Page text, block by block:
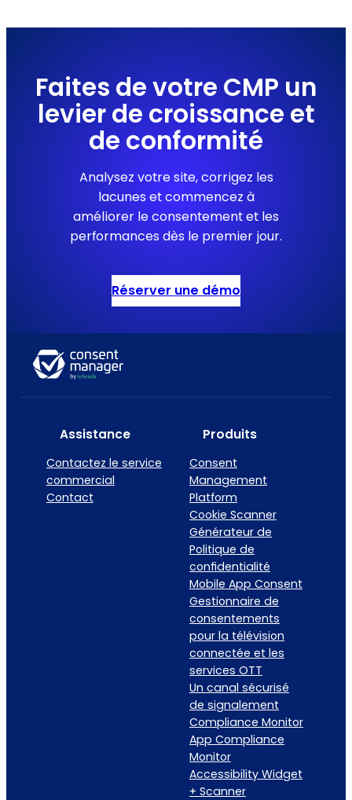
Faites de votre CMP un
levier de croissance et
de conformité
Analysez votre site, corrigez les
lacunes et commencez à
améliorer le consentement et les
performances dès le premier jour.
Réserver une démo
Assistance
Contactez le service
commercial
Contact
Produits
Consent
Management
Platform
Cookie Scanner
Générateur de
Politique de
confidentialité
Mobile App Consent
Gestionnaire de
consentements
pour la télévision
connectée et les
services OTT
Un canal sécurisé
de signalement
Compliance Monitor
App Compliance
Monitor
Accessibility Widget
+ Scanner